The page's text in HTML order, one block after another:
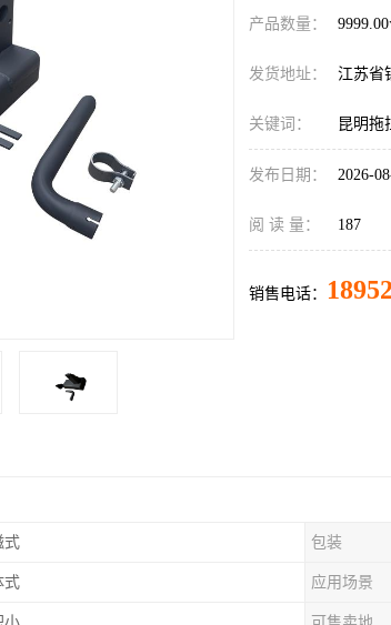
产品数量：
发货地址： 江苏省
关键词： 昆明拖
发布日期： 2026-
阅 读 量： 187
销售电话：
式 包装
式 应用场景